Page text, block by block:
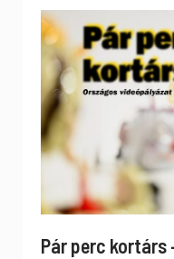
Pár perc kortárs